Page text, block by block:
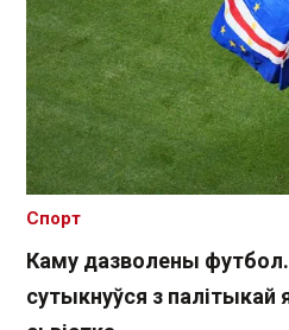
Каму дазволены
сутыкнуўся з палітыкай
Спорт